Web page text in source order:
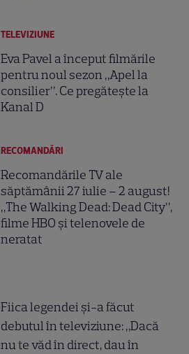
TELEVIZIUNE
Eva Pavel a început filmările
pentru noul sezon „Apel la
consilier”. Ce pregătește la
Kanal D
RECOMANDĂRI
Recomandările TV ale
săptămânii 27 iulie – 2 august!
„The Walking Dead: Dead City”,
filme HBO și telenovele de
neratat
Fiica legendei și-a făcut
debutul în televiziune: „Dacă
nu te văd în direct, dau în